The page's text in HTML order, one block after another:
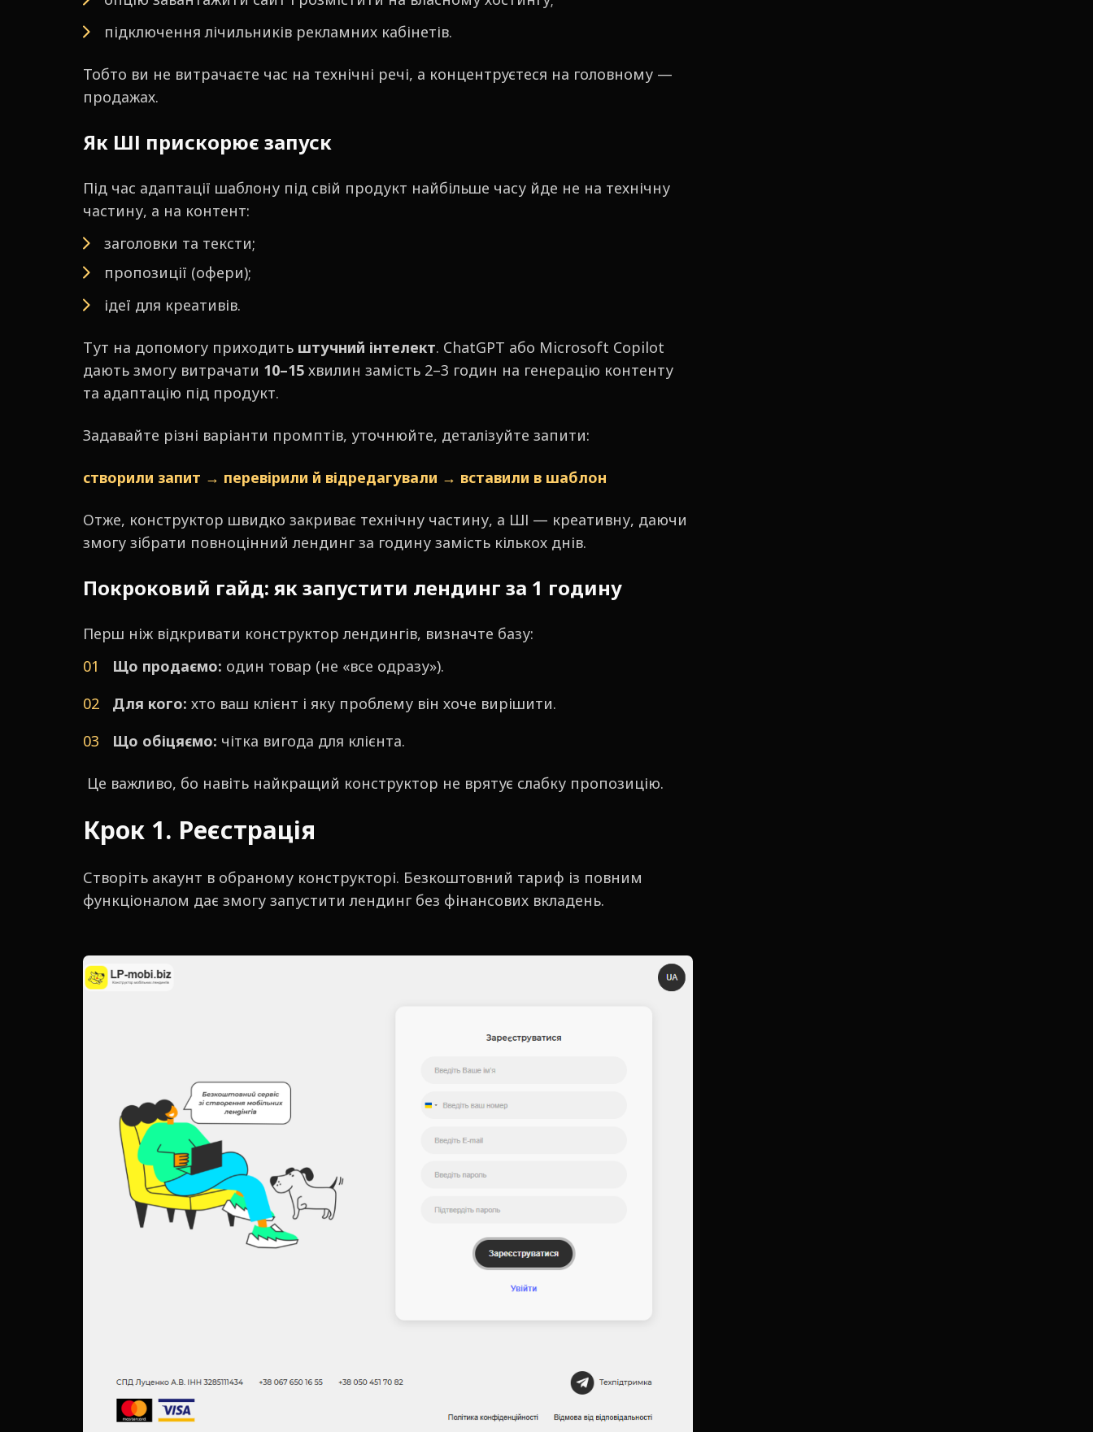
підключення лічильників рекламних кабінетів.
Тобто ви не витрачаєте час на технічні речі, а концентруєтеся на головному —
продажах.
Як ШІ прискорює запуск
Під час адаптації шаблону під свій продукт найбільше часу йде не на технічну
частину, а на контент:
заголовки та тексти;
пропозиції (офери);
ідеї для креативів.
Тут на допомогу приходить штучний інтелект. ChatGPT або Microsoft Copilot
дають змогу витрачати 10–15 хвилин замість 2–3 годин на генерацію контенту
та адаптацію під продукт.
Задавайте різні варіанти промптів, уточнюйте, деталізуйте запити:
створили запит → перевірили й відредагували → вставили в шаблон
Отже, конструктор швидко закриває технічну частину, а ШІ — креативну, даючи
змогу зібрати повноцінний лендинг за годину замість кількох днів.
Покроковий гайд: як запустити лендинг за 1 годину
Перш ніж відкривати конструктор лендингів, визначте базу:
Що продаємо: один товар (не «все одразу»).
Для кого: хто ваш клієнт і яку проблему він хоче вирішити.
Що обіцяємо: чітка вигода для клієнта.
Це важливо, бо навіть найкращий конструктор не врятує слабку пропозицію.
Крок 1. Реєстрація
Створіть акаунт в обраному конструкторі. Безкоштовний тариф із повним
функціоналом дає змогу запустити лендинг без фінансових вкладень.